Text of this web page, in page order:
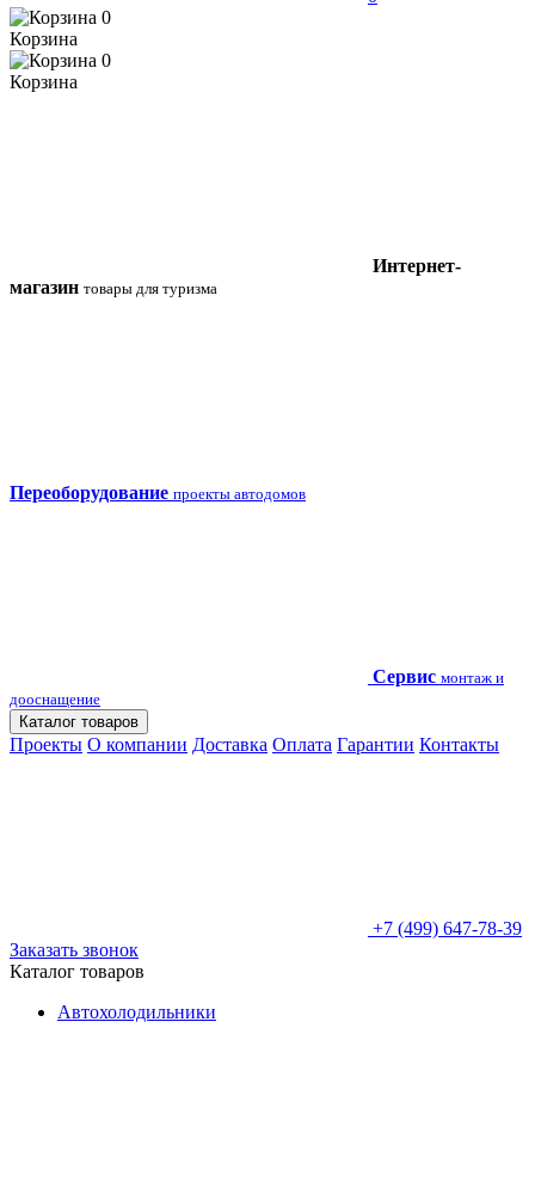
0
Корзина
0
Корзина
Интернет-
магазин товары для туризма
Переоборудование проекты автодомов
Сервис монтаж и
дооснащение
Каталог товаров
Проекты О компании Доставка Оплата Гарантии Контакты
+7 (499) 647-78-39
Заказать звонок
Каталог товаров
Автохолодильники